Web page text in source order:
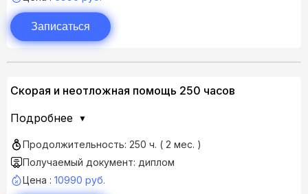
Записаться
Скорая и неотложная помощь 250 часов
Подробнее
Продолжительность: 250 ч. ( 2 мес. )
Получаемый документ: диплом
Цена : 10990 руб.